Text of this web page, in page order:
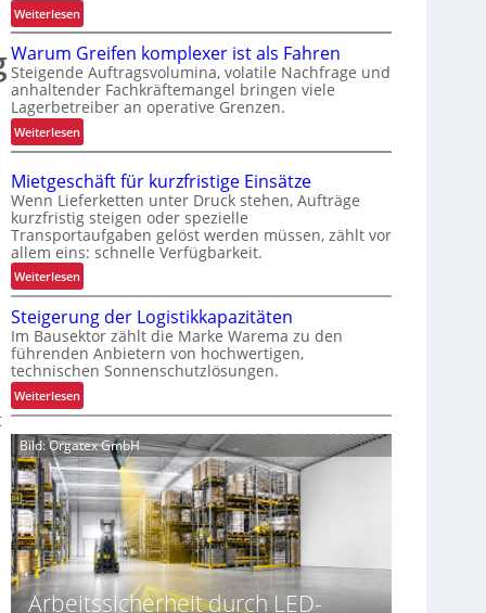
Weiterlesen:
V
e
r
b
e
s
s
e
r
t
e
s
K
u
n
d
e
n
e
l
e
b
n
i
Warum Greifen komplexer ist als Fahren
Steigende Auftragsvolumina, volatile Nachfrage und
anhaltender Fachkräftemangel bringen viele
Lagerbetreiber an operative Grenzen.
Weiterlesen:
W
a
r
u
m
G
r
e
i
f
e
n
k
o
m
p
l
e
x
e
r
s
Mietgeschäft für kurzfristige Einsätze
Wenn Lieferketten unter Druck stehen, Aufträge
kurzfristig steigen oder spezielle
Transportaufgaben gelöst werden müssen, zählt vor
allem eins: schnelle Verfügbarkeit.
Weiterlesen:
M
i
e
t
g
e
s
c
h
ä
f
t
f
ü
r
k
Steigerung der Logistikkapazitäten
Im Bausektor zählt die Marke Warema zu den
führenden Anbietern von hochwertigen,
technischen Sonnenschutzlösungen.
Weiterlesen:
S
t
e
g
e
r
u
g
Bild: Orgatex GmbH
Arbeitssicherheit durch LED-